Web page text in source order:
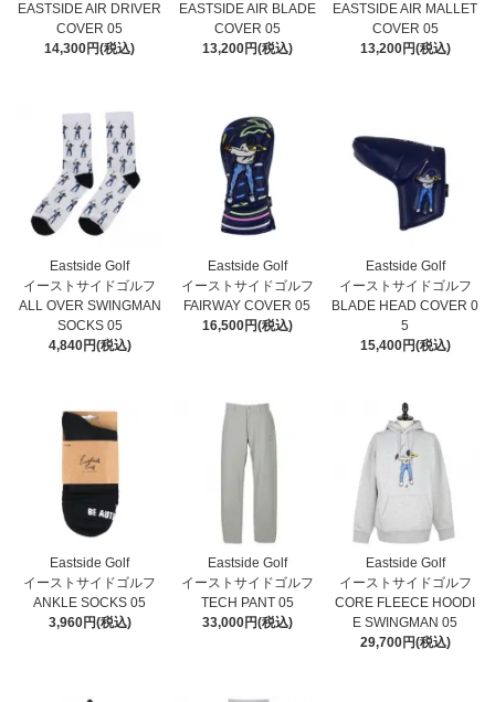
EASTSIDE AIR DRIVER
COVER 05
14,300円(税込)
EASTSIDE AIR BLADE
COVER 05
13,200円(税込)
EASTSIDE AIR MALLET
COVER 05
13,200円(税込)
Eastside Golf
イーストサイドゴルフ
ALL OVER SWINGMAN
SOCKS 05
4,840円(税込)
Eastside Golf
イーストサイドゴルフ
FAIRWAY COVER 05
16,500円(税込)
Eastside Golf
イーストサイドゴルフ
BLADE HEAD COVER 0
5
15,400円(税込)
Eastside Golf
イーストサイドゴルフ
ANKLE SOCKS 05
3,960円(税込)
Eastside Golf
イーストサイドゴルフ
TECH PANT 05
33,000円(税込)
Eastside Golf
イーストサイドゴルフ
CORE FLEECE HOODI
E SWINGMAN 05
29,700円(税込)